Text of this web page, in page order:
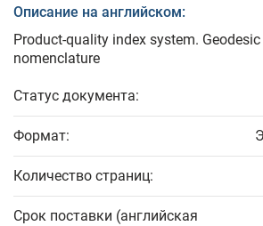
Описание на английском:
Product-quality index system.
nomenclature
Статус документа:
Формат:
Количество страниц:
Срок поставки (английская